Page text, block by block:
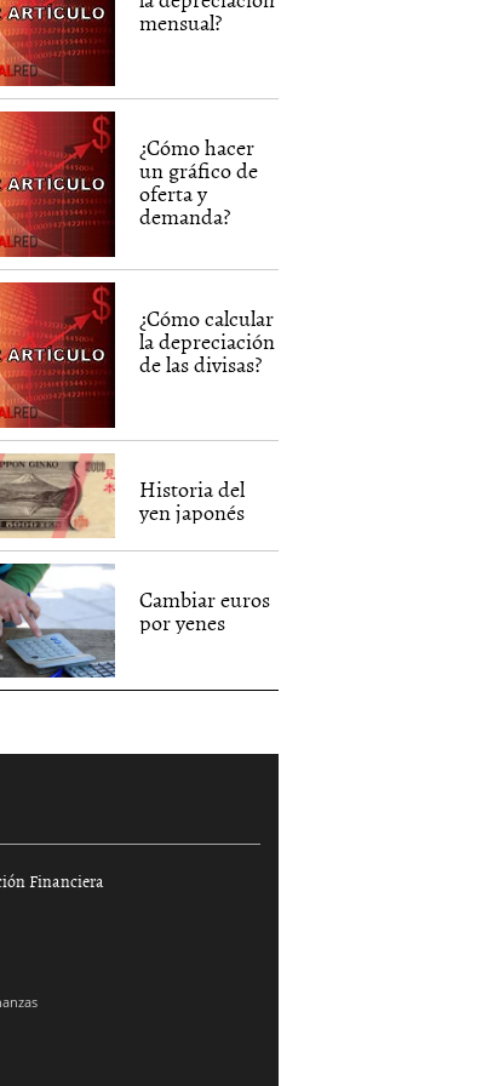
mensual?
¿Cómo hacer
un gráfico de
oferta y
demanda?
¿Cómo calcular
la depreciación
de las divisas?
Historia del
yen japonés
Cambiar euros
por yenes
Financiera